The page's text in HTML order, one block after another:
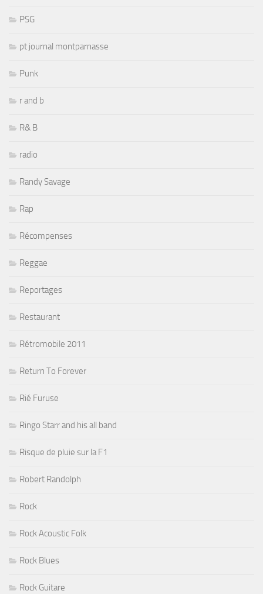
PSG
pt journal montparnasse
Punk
r and b
R& B
radio
Randy Savage
Rap
Récompenses
Reggae
Reportages
Restaurant
Rétromobile 2011
Return To Forever
Rié Furuse
Ringo Starr and his all band
Risque de pluie sur la F1
Robert Randolph
Rock
Rock Acoustic Folk
Rock Blues
Rock Guitare